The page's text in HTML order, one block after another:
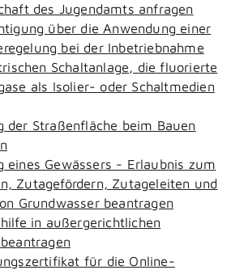
des Jugendamts anfragen
über die Anwendung einer
bei der Inbetriebnahme
Schaltanlage, die fluorierte
als Isolier- oder Schaltmedien
der Straßenfläche beim Bauen
eines Gewässers - Erlaubnis zum
Zutagefördern, Zutageleiten und
Grundwasser beantragen
in außergerichtlichen
für die Online-